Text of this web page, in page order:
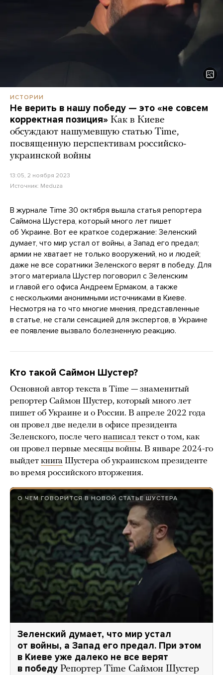
ИСТОРИИ
Не верить в нашу победу — это «не совсем
корректная позиция» Как в Киеве
обсуждают нашумевшую статью Time,
посвященную перспективам российско-
украинской войны
13:05, 2 ноября 2023
Источник: Meduza
В журнале Time 30 октября вышла статья репортера
Саймона Шустера, который много лет пишет
об Украине. Вот ее краткое содержание: Зеленский
думает, что мир устал от войны, а Запад его предал;
армии не хватает не только вооружений, но и людей;
даже не все соратники Зеленского верят в победу. Для
этого материала Шустер поговорил с Зеленским
и главой его офиса Андреем Ермаком, а также
с несколькими анонимными источниками в Киеве.
Несмотря на то что многие мнения, представленные
в статье, не стали сенсацией для экспертов, в Украине
ее появление вызвало болезненную реакцию.
Кто такой Саймон Шустер?
Основной автор текста в Time — знаменитый
репортер Саймон Шустер, который много лет
пишет об Украине и о России. В апреле 2022 года
он провел две недели в офисе президента
Зеленского, после чего написал текст о том, как
он провел первые месяцы войны. В январе 2024-го
выйдет книга Шустера об украинском президенте
во время российского вторжения.
О ЧЕМ ГОВОРИТСЯ В НОВОЙ СТАТЬЕ ШУСТЕРА
Зеленский думает, что мир устал
от войны, а Запад его предал. При этом
в Киеве уже далеко не все верят
в победу Репортер Time Саймон Шустер